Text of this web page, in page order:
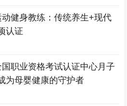
健身教练：传统养生+现代
认证
职业资格考试认证中心月子
为母婴健康的守护者